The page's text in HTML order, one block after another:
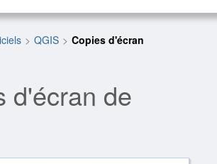
QGIS Copies d'écran
d'écran de